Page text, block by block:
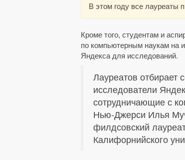
В этом году все лауреаты
Кроме того, студентам и
по компьютерным наукам на
Яндекса для исследований.
Лауреатов отбирает
исследователи
сотрудничающие с
Нью-Джерси Илья
филдсовский
Калифорнийского